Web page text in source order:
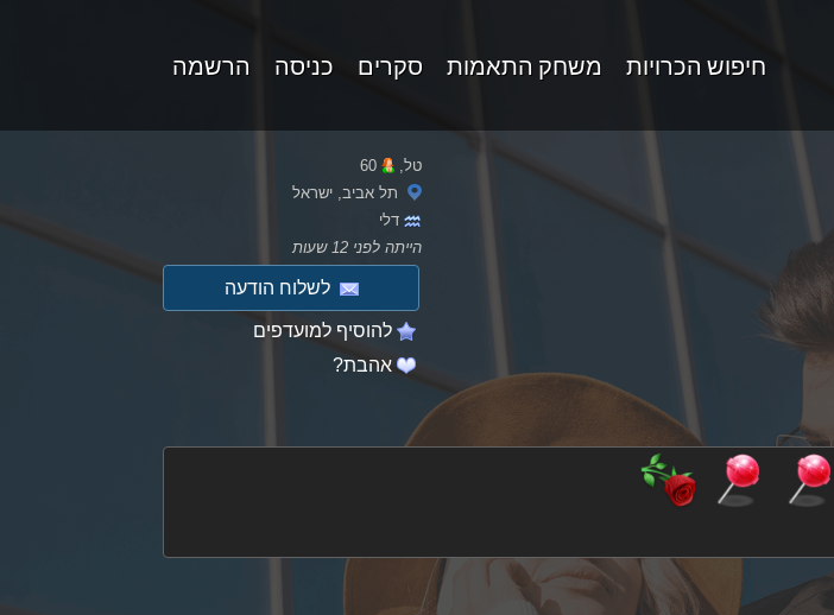
חיפוש הכרויות משחק התאמות סקרים הרשמה כניסה
טל,
60
תל אביב, ישראל
דלי
הייתה לפני 12 שעות
לשלוח הודעה
להוסיף למועדפים
אהבת?